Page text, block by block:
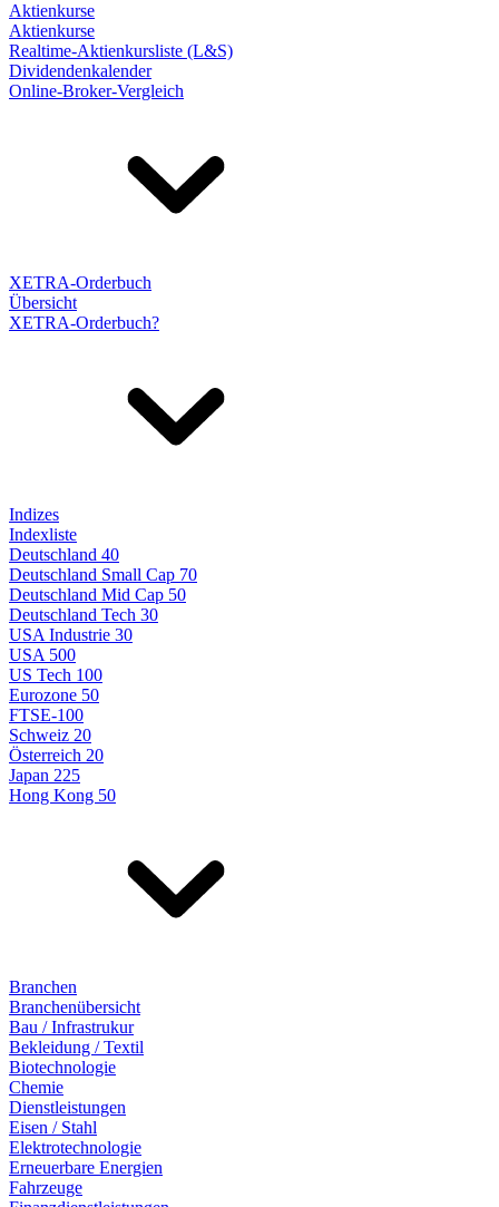
Aktienkurse
Aktienkurse
Realtime-Aktienkursliste (L&S)
Dividendenkalender
Online-Broker-Vergleich
XETRA-Orderbuch
Übersicht
XETRA-Orderbuch?
Indizes
Indexliste
Deutschland 40
Deutschland Small Cap 70
Deutschland Mid Cap 50
Deutschland Tech 30
USA Industrie 30
USA 500
US Tech 100
Eurozone 50
FTSE-100
Schweiz 20
Österreich 20
Japan 225
Hong Kong 50
Branchen
Branchenübersicht
Bau / Infrastrukur
Bekleidung / Textil
Biotechnologie
Chemie
Dienstleistungen
Eisen / Stahl
Elektrotechnologie
Erneuerbare Energien
Fahrzeuge